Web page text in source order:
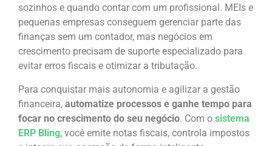
sozinhos e quando contar com um profissional. MEIs e
pequenas empresas conseguem gerenciar parte das
finanças sem um contador, mas negócios em
crescimento precisam de suporte especializado para
evitar erros fiscais e otimizar a tributação.
Para conquistar mais autonomia e agilizar a gestão
financeira, automatize processos e ganhe tempo para
focar no crescimento do seu negócio. Com o sistema
ERP Bling, você emite notas fiscais, controla impostos